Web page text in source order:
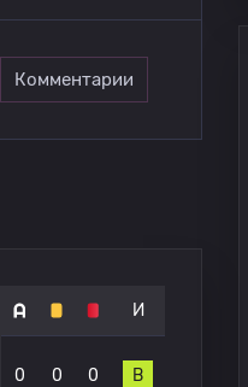
Комментарии
И
0 0 0 В